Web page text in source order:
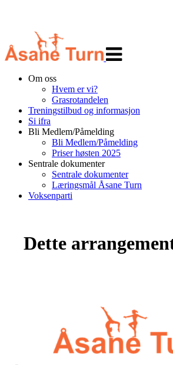
navigasjon
Om oss
Hvem er vi?
Grasrotandelen
Treningstilbud og informasjon
Si ifra
Bli Medlem/Påmelding
Bli Medlem/Påmelding
Priser høsten 2025
Sentrale dokumenter
Sentrale dokumenter
Læringsmål Åsane Turn
Voksenparti
Dette